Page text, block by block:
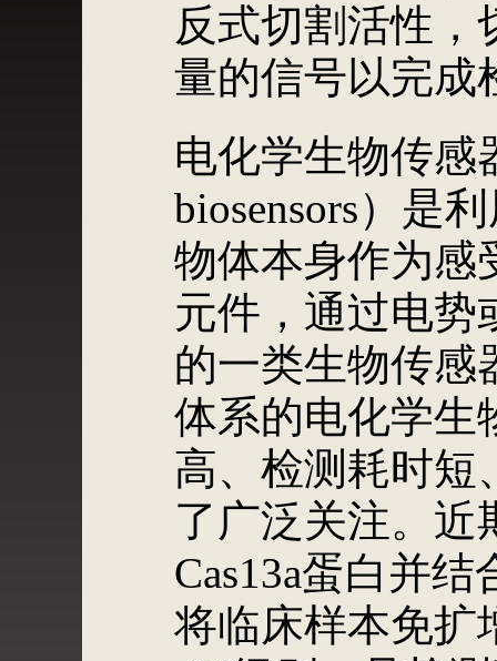
反式切割活性，
量的信号以完成
电化学生物传感
biosensors）是
物体本身作为感
元件，通过电势
的一类生物传感
体系的电化学生
高、检测耗时短
了广泛关注。近
Cas13a蛋白并
将临床样本免扩